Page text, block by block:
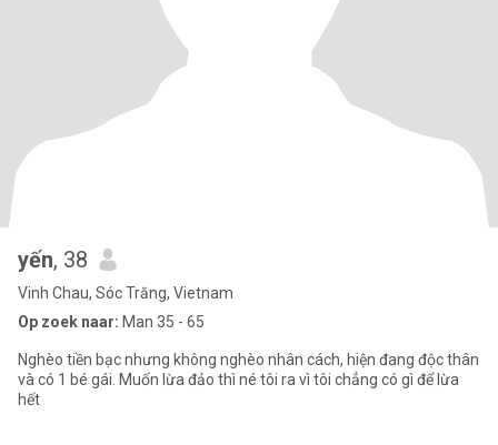
yến, 38
Vinh Chau, Sóc Trăng, Vietnam
Op zoek naar: Man 35 - 65
Nghèo tiền bạc nhưng không nghèo nhân cách, hiện đang độc thân
và có 1 bé gái. Muốn lừa đảo thì né tôi ra vì tôi chẳng có gì để lừa
hết